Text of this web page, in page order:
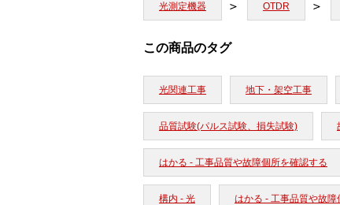
光測定機器 OTDR
この商品のタグ
光関連工事 地下・架空工事
品質試験(パルス試験、損失試験)
はかる - 工事品質や故障個所を確認する
構内 - 光 はかる - 工事品質や故障